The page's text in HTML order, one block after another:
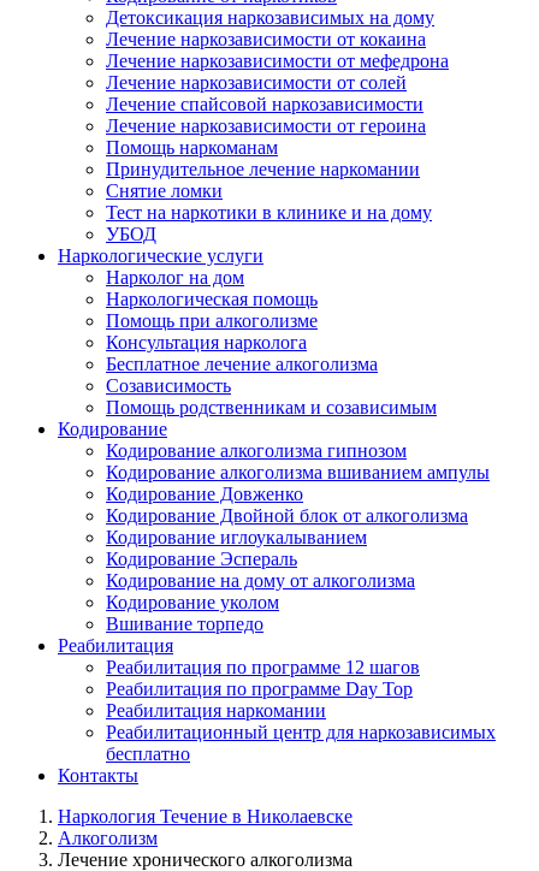
Детоксикация наркозависимых на дому
Лечение наркозависимости от кокаина
Лечение наркозависимости от мефедрона
Лечение наркозависимости от солей
Лечение спайсовой наркозависимости
Лечение наркозависимости от героина
Помощь наркоманам
Принудительное лечение наркомании
Снятие ломки
Тест на наркотики в клинике и на дому
УБОД
Наркологические услуги
Нарколог на дом
Наркологическая помощь
Помощь при алкоголизме
Консультация нарколога
Бесплатное лечение алкоголизма
Созависимость
Помощь родственникам и созависимым
Кодирование
Кодирование алкоголизма гипнозом
Кодирование алкоголизма вшиванием ампулы
Кодирование Довженко
Кодирование Двойной блок от алкоголизма
Кодирование иглоукалыванием
Кодирование Эспераль
Кодирование на дому от алкоголизма
Кодирование уколом
Вшивание торпедо
Реабилитация
Реабилитация по программе 12 шагов
Реабилитация по программе Day Top
Реабилитация наркомании
Реабилитационный центр для наркозависимых
бесплатно
Контакты
Наркология Течение в Николаевске
Алкоголизм
Лечение хронического алкоголизма